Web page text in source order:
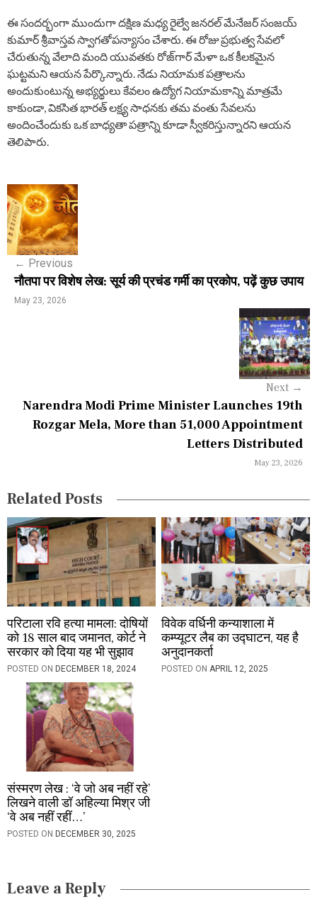
ఈ సందర్భంగా ముందుగా దక్షిణ మధ్య రైల్వే జనరల్ మేనేజర్ సంజయ్
కుమార్ శ్రీవాస్తవ స్వాగతోపన్యాసం చేశారు. ఈ రోజు ప్రభుత్వ సేవలో
చేరుతున్న వేలాది మంది యువతకు రోజ్‌గార్ మేళా ఒక కీలకమైన
ఘట్టమని ఆయన పేర్కొన్నారు. నేడు నియామక పత్రాలను
అందుకుంటున్న అభ్యర్థులు కేవలం ఉద్యోగ నియామకాన్ని మాత్రమే
కాకుండా, వికసిత భారత్ లక్ష్య సాధనకు తమ వంతు సేవలను
అందించేందుకు ఒక బాధ్యతా పత్రాన్ని కూడా స్వీకరిస్తున్నారని ఆయన
తెలిపారు.
P
o
s
n
o
n
← Previous
नौतपा पर विशेष लेख: सूर्य की प्रचंड गर्मी का प्रकोप, पढ़ें कुछ उपाय
May 23, 2026
Next →
Narendra Modi Prime Minister Launches 19th
Rozgar Mela, More than 51,000 Appointment
Letters Distributed
May 23, 2026
Related Posts
परिटाला रवि हत्या मामला: दोषियों
को 18 साल बाद जमानत, कोर्ट ने
सरकार को दिया यह भी सुझाव
POSTED ON DECEMBER 18, 2024
विवेक वर्धिनी कन्याशाला में
कम्प्यूटर लैब का उद्घाटन, यह है
अनुदानकर्ता
POSTED ON APRIL 12, 2025
संस्मरण लेख : ‘वे जो अब नहीं रहे’
लिखने वाली डॉ अहिल्या मिश्र जी
‘वे अब नहीं रहीं…’
POSTED ON DECEMBER 30, 2025
Leave a Reply